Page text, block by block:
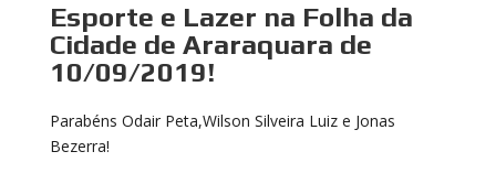
Esporte e Lazer na Folha da
Cidade de Araraquara de
10/09/2019!
Parabéns Odair Peta,Wilson Silveira Luiz e Jonas
Bezerra!